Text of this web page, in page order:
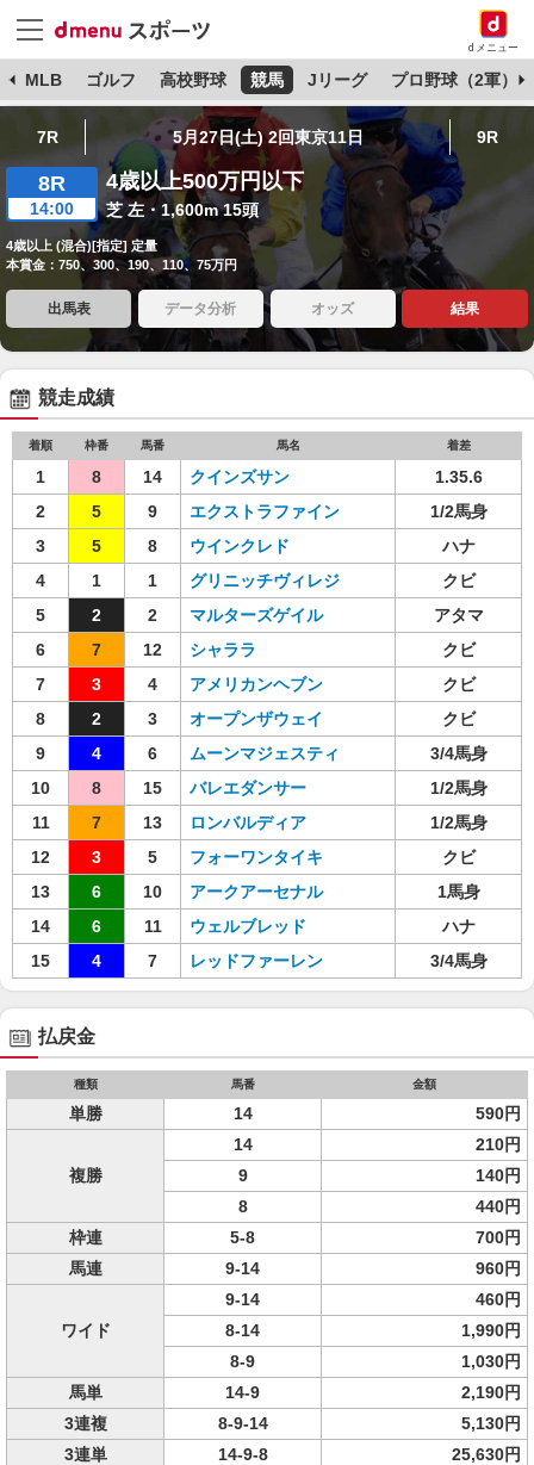
dメニュー
MLB ゴルフ 高校野球 競馬 Jリーグ プロ野球（2軍）
7R 5月27日(土) 2回東京11日 9R
8R
14:00
4歳以上500万円以下
芝 左・1,600m 15頭
4歳以上 (混合)[指定] 定量
本賞金：750、300、190、110、75万円
出馬表 データ分析 オッズ 結果
競走成績
着順 枠番 馬番 馬名 着差
1 8 14 クインズサン
1.35.6
2
5 9 エクストラファイン
1/2馬身
3
5 8 ウインクレド
ハナ
4
1 1 グリニッチヴィレジ
クビ
5
2 2 マルターズゲイル
アタマ
6
7 12 シャララ
クビ
7
3 4 アメリカンヘブン
クビ
8
2 3 オープンザウェイ
クビ
9
4 6 ムーンマジェスティ
3/4馬身
10
8 15 バレエダンサー
1/2馬身
11
7 13 ロンバルディア
1/2馬身
12
3 5 フォーワンタイキ
クビ
13
6 10 アークアーセナル
1馬身
14
6 11 ウェルブレッド
ハナ
15
4 7 レッドファーレン 3/4馬身
払戻金
種類 馬番 金額
単勝 14 590円
複勝
14
210円
9
140円
8
440円
枠連
5-8
700円
馬連
9-14 960円
ワイド
9-14
460円
8-14
1,990円
8-9
1,030円
馬単
14-9
2,190円
3連複
8-9-14
5,130円
3連単
14-9-8 25,630円